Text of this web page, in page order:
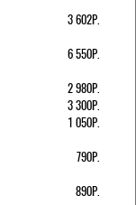
3 602Р.
6 550Р.
2 980Р.
3 300Р.
1 050Р.
790Р.
890Р.